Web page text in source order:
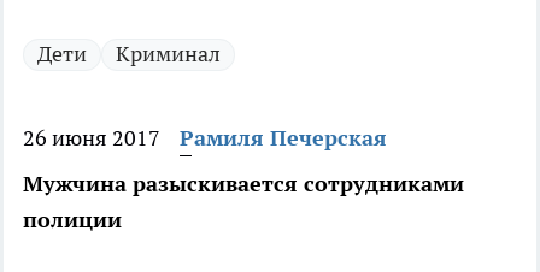
Дети Криминал
26 июня 2017
Рамиля Печерская
Мужчина разыскивается сотрудниками
полиции